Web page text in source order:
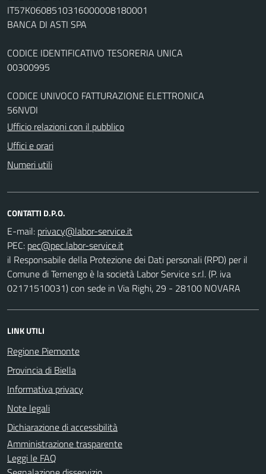
IT57K0608510316000008180001
BANCA DI ASTI SPA
CODICE IDENTIFICATIVO TESORERIA UNICA
00300995
CODICE UNIVOCO FATTURAZIONE ELETTRONICA
56NVDI
Ufficio relazioni con il pubblico
Uffici e orari
Numeri utili
CONTATTI D.P.O.
E-mail:
PEC:
il Responsabile della Protezione dei Dati personali (RPD) per il
Comune di Ternengo è la società Labor Service s.r.l. (P. iva
02171510031) con sede in Via Righi, 29 - 28100 NOVARA
LINK UTILI
Regione Piemonte
Provincia di Biella
Informativa privacy
Note legali
Dichiarazione di accessibilità
Amministrazione trasparente
Leggi le FAQ